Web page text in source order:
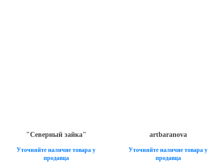
"Северный зайка"
Уточняйте наличие товара у
продавца
artbaranova
Уточняйте наличие товара у
продавца